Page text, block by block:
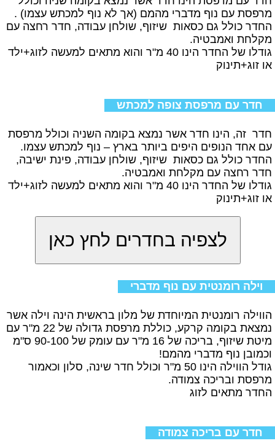
מרפסת עם נוף מדברי מהמם (אך לא נוף למכתש עצמו) .
החדר כולל גם כסאות שיזוף, שולחן עבודה, חדר רחצה עם
מקלחת ואמבטיה.
גודלו של החדר הינו 40 מ"ר והוא מתאים למעשה לזוג+ילד
או זוג+תינוק
חדר עם מרפסת צופה למכתש
חדר זה, הינו חדר אשר נמצא בקומה השניה וכולל מרפסת
עם אחד הנופים היפים ביותר בארץ – נוף למכתש עצמו.
החדר כולל גם כסאות שיזוף, שולחן עבודה, פינת ישיבה,
חדר רחצה עם מקלחת ואמבטיה.
גודלו של החדר הינו 40 מ"ר והוא מתאים למעשה לזוג+ילד
או זוג+תינוק
וילה רומנטית עם נוף מדברי
הווילה רומנטית המיוחדת של מלון בראשית הינה וילה אשר
נמצאת בקומה קרקע, כוללת מרפסת גדולה של 22 מ"ר עם
מיטת שיזוף, בריכה של 16 מ"ר עם עומק של 90-100 ס"מ
וכמובן נוף מדברי מהמם!
גודל הווילה הינו 50 מ"ר וכולל חדר שינה, סלון וכאמור
מרפסת ובריכה צמודה.
החדר מתאים לזוג
חדר עם בריכה צמודה